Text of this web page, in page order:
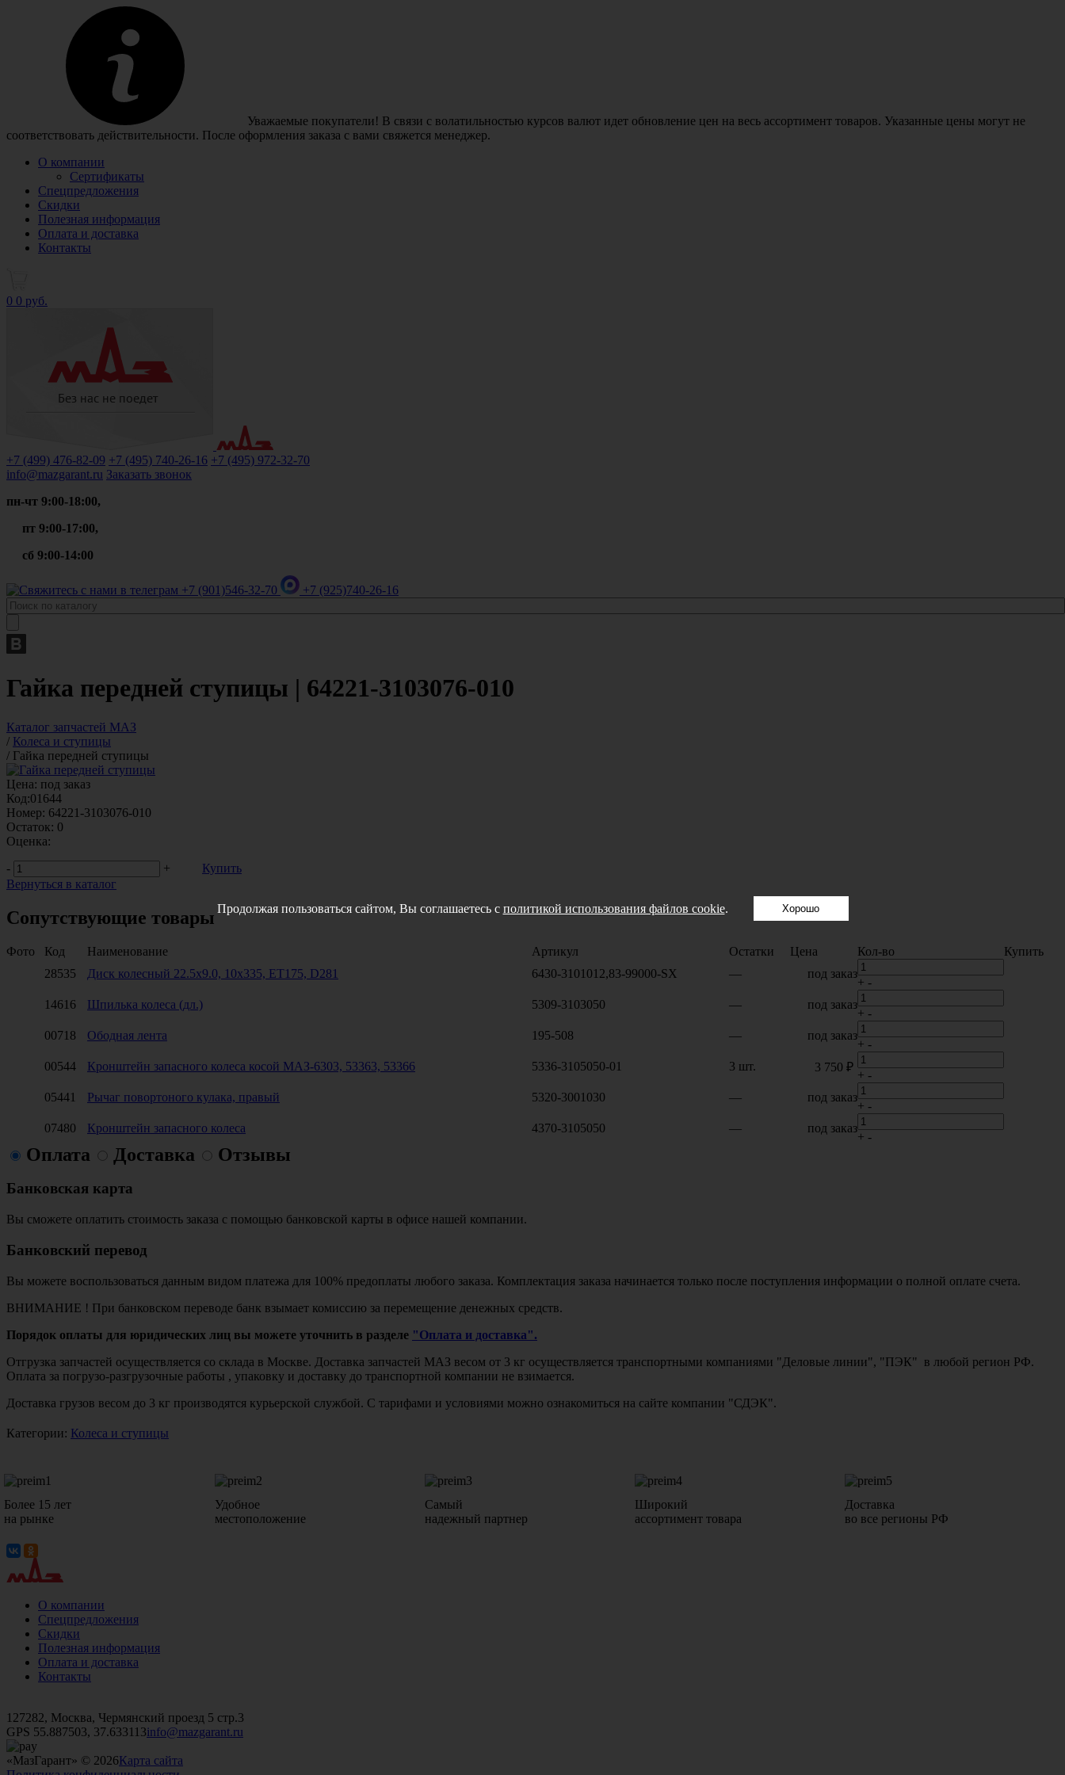
Уважаемые покупатели! В связи с волатильностью курсов валют идет обновление цен на весь ассортимент товаров. Указанные цены могут не
соответствовать действительности. После оформления заказа с вами свяжется менеджер.
О компании
Сертификаты
Спецпредложения
Скидки
Полезная информация
Оплата и доставка
Контакты
0 0 руб.
+7 (499) 476-82-09 +7 (495) 740-26-16 +7 (495) 972-32-70
info@mazgarant.ru Заказать звонок
пн-чт 9:00-18:00,
пт 9:00-17:00,
сб 9:00-14:00
+7 (901)546-32-70 +7 (925)740-26-16
Гайка передней ступицы | 64221-3103076-010
Каталог запчастей МАЗ
/ Колеса и ступицы
/ Гайка передней ступицы
Цена: под заказ
Код:01644
Номер: 64221-3103076-010
Остаток: 0
Оценка:
-
+
Купить
Вернуться в каталог
Сопутствующие товары
Фото Код Наименование Артикул Остатки Цена Кол-во
Купить
28535
Диск колесный 22.5x9.0, 10x335, ET175, D281 6430-3101012,83-99000-SX — под заказ
+ -
14616
Шпилька колеса (дл.) 5309-3103050 — под заказ
+ -
00718
Ободная лента 195-508 — под заказ
+ -
00544
Кронштейн запасного колеса косой МАЗ-6303, 53363, 53366 5336-3105050-01 3 шт. 3 750 ₽
+ -
05441
Рычаг повортоного кулака, правый 5320-3001030 — под заказ
+ -
07480
Кронштейн запасного колеса 4370-3105050 — под заказ
+ -
Оплата Доставка Отзывы
Банковская карта
Вы сможете оплатить стоимость заказа с помощью банковской карты в офисе нашей компании.
Банковский перевод
Вы можете воспользоваться данным видом платежа для 100% предоплаты любого заказа. Комплектация заказа начинается только после поступления информации о полной оплате счета.
ВНИМАНИЕ ! При банковском переводе банк взымает комиссию за перемещение денежных средств.
Порядок оплаты для юридических лиц вы можете уточнить в разделе "Оплата и доставка".
Отгрузка запчастей осуществляется со склада в Москве. Доставка запчастей МАЗ весом от 3 кг осуществляется транспортными компаниями "Деловые линии", "ПЭК" в любой регион РФ.
Оплата за погрузо-разгрузочные работы , упаковку и доставку до транспортной компании не взимается.
Доставка грузов весом до 3 кг производятся курьерской службой. С тарифами и условиями можно ознакомиться на сайте компании "СДЭК".
Категории: Колеса и ступицы
Более 15 лет
на рынке
Удобное
местоположение
Самый
надежный партнер
Широкий
ассортимент товара
Доставка
во все регионы РФ
О компании
Спецпредложения
Скидки
Полезная информация
Оплата и доставка
Контакты
127282, Москва, Чермянский проезд 5 стр.3
GPS 55.887503, 37.633113info@mazgarant.ru
«МазГарант» © 2026Карта сайта
Продолжая пользоваться сайтом, Вы соглашаетесь с политикой использования файлов cookie. Хорошо